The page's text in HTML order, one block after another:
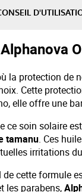
la protection de
Cette
elle offre une
ce soin solaire
tamanu. Ces
irritations
de cette formule
les parabens,